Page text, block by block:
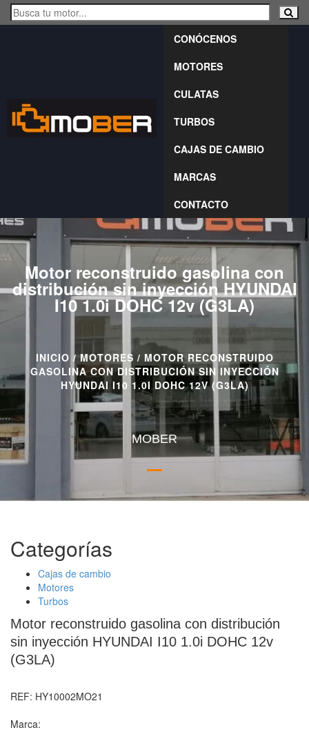
CONÓCENOS
MOTORES
CULATAS
TURBOS
CAJAS DE CAMBIO
MARCAS
CONTACTO
Motor reconstruido gasolina con
distribución sin inyección HYUNDAI
I10 1.0i DOHC 12v (G3LA)
INICIO /MOTORES / MOTOR RECONSTRUIDO
GASOLINA CON DISTRIBUCIÓN SIN INYECCIÓN
HYUNDAI I10 1.0I DOHC 12V (G3LA)
MOBER
Categorías
Cajas de cambio
Motores
Turbos
Motor reconstruido gasolina con distribución
sin inyección HYUNDAI I10 1.0i DOHC 12v
(G3LA)
REF: HY10002MO21
Marca: